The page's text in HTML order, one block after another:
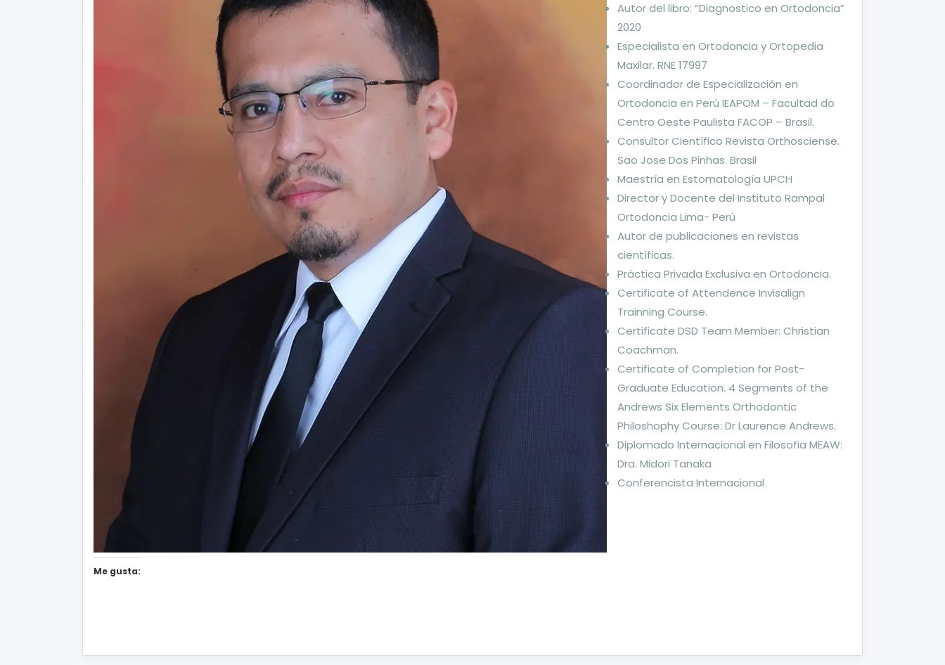
Autor del libro: “Diagnostico en Ortodoncia”
2020
Especialista en Ortodoncia y Ortopedia
Maxilar. RNE 17997
Coordinador de Especialización en
Ortodoncia en Perú IEAPOM – Facultad do
Centro Oeste Paulista FACOP – Brasil.
Consultor Científico Revista Orthosciense.
Sao Jose Dos Pinhas. Brasil
Maestría en Estomatología UPCH
Director y Docente del Instituto Rampal
Ortodoncia Lima- Perú
Autor de publicaciones en revistas
científicas.
Práctica Privada Exclusiva en Ortodoncia.
Certificate of Attendence Invisalign
Trainning Course.
Certificate DSD Team Member: Christian
Coachman.
Certificate of Completion for Post-
Graduate Education. 4 Segments of the
Andrews Six Elements Orthodontic
Philoshophy Course: Dr Laurence Andrews.
Diplomado Internacional en Filosofia MEAW:
Dra. Midori Tanaka
Conferencista Internacional
Me gusta: